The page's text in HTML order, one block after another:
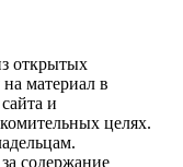
открытых
материал в
и
целях.
содержание